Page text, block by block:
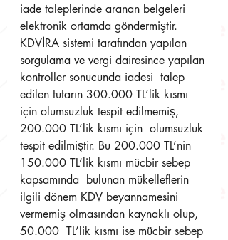
iade taleplerinde aranan belgeleri
elektronik ortamda göndermiştir.
KDVİRA sistemi tarafından yapılan
sorgulama ve vergi dairesince yapılan
kontroller sonucunda iadesi  talep
edilen tutarın 300.000 TL’lik kısmı
için olumsuzluk tespit edilmemiş,
200.000 TL’lik kısmı için  olumsuzluk
tespit edilmiştir. Bu 200.000 TL’nin
150.000 TL’lik kısmı mücbir sebep
kapsamında  bulunan mükelleflerin
ilgili dönem KDV beyannamesini
vermemiş olmasından kaynaklı olup,
50.000  TL’lik kısmı ise mücbir sebep